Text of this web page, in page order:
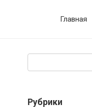
Главная
Рубрики